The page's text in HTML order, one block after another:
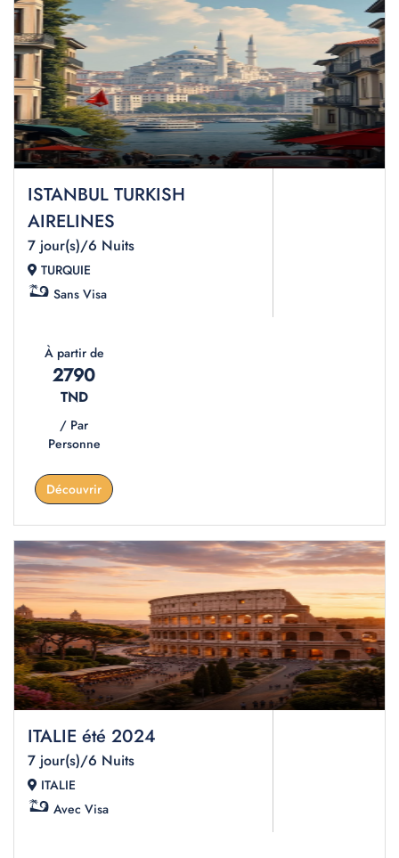
ISTANBUL TURKISH
AIRELINES
7 jour(s)/6 Nuits
TURQUIE
Sans Visa
À partir de
2790
TND
/ Par
Personne
Découvrir
ITALIE été 2024
7 jour(s)/6 Nuits
ITALIE
Avec Visa